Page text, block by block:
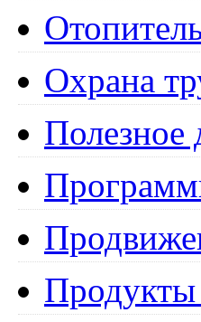
Охрана
Полезное
Продукты